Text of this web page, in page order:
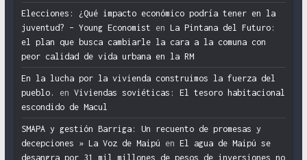
Elecciones: ¿Qué impacto económico podría tener en la
juventud? – Young Economist en La Pintana del Futuro:
el plan que busca cambiarle la cara a la comuna con
peor calidad de vida urbana en la RM
En la lucha por la vivienda construimos la fuerza del
pueblo.
en Viviendas soviéticas: El tesoro habitacional
escondido de Macul
SMAPA y gestión Barriga: Un recuento de promesas y
decepciones » La Voz de Maipú en El agua de Maipú se
desangra por 31 mil millones de pesos de inversiones no